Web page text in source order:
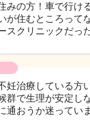
みの方！車で行け
が住むところって
スクリニックだっ
妊治療している方
群で生理が安定し
通おうか迷ってい